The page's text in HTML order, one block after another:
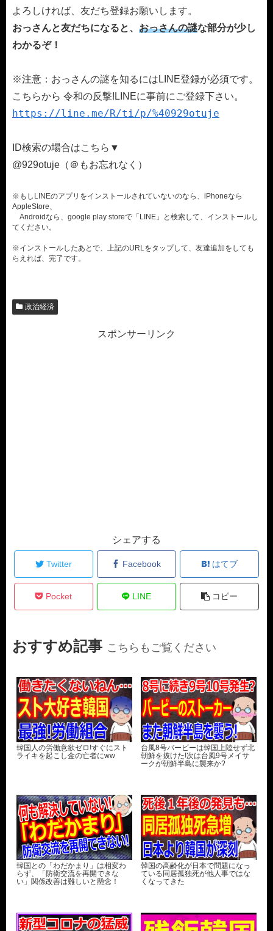
よろしければ、友だち登録お願いします。
おっさんと友だちになると、 おっさんの謎な部分が少し
わかるぞ！
※注意：おっさんの謎を知るにはLINE登録が必須です。
こちらから 令和の反撃!LINEに事前にご登録下さい。
https://line.me/R/ti/p/%40929otuje
ID検索の場合はこちら▼
@929otuje（＠もお忘れなく）
※もしLINEのアプリをインストールされていないのなら、iPhoneなら
AppleStore、
Androidなら、google play storeで「LINE」と検索して、インストールし
てください。
※インストールしたあとで、上記のURLをタップして、友達追加をしても
らえれば、完了です。
政治経済
スポンサーリンク
シェアする
Twitter Facebook はてブ
Pocket LINE コピー
おすすめ記事 こちらもご覧ください
韓国人の労働意欲ゼロ!すぐにスト
ライキを起こし金の亡者にww
台風8号バービーは韓国上陸せず北
朝鮮を抜けた!次は台風9号メイサ
ークが朝鮮半島に襲来か?
韓国との「わだかまり」は相変わ
らず、「防衛交流を再開できな
い」関係改善は難しいと懸念！
韓国の高齢化が日本で問題になっ
ている同居孤独死が他人事ではな
くなってきた